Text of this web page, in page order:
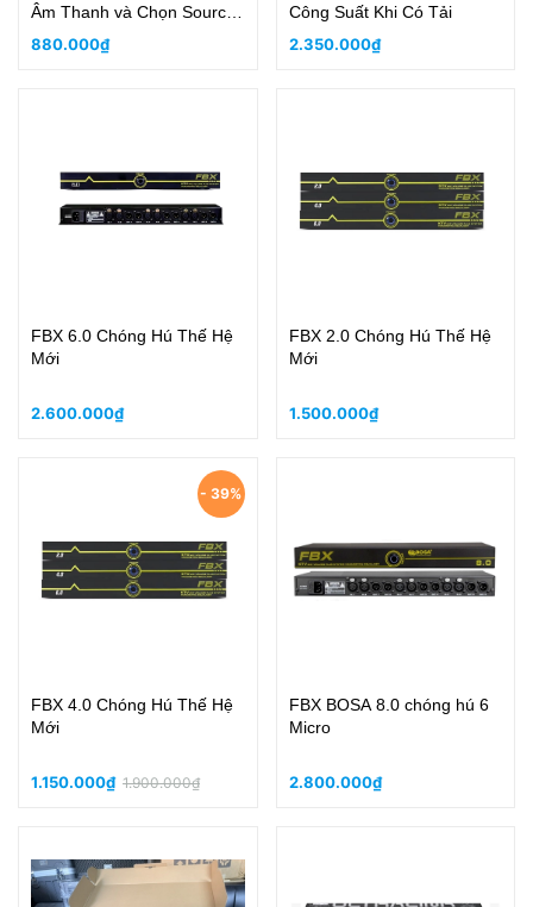
Âm Thanh và Chọn Source
Nhạc
880.000₫
Công Suất Khi Có Tải
2.350.000₫
FBX 6.0 Chóng Hú Thế Hệ
Mới
2.600.000₫
FBX 2.0 Chóng Hú Thế Hệ
Mới
1.500.000₫
- 39%
FBX 4.0 Chóng Hú Thế Hệ
Mới
1.150.000₫ 1.900.000₫
FBX BOSA 8.0 chóng hú 6
Micro
2.800.000₫